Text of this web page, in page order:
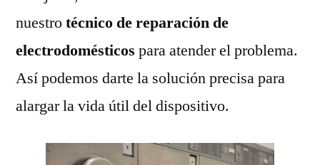
nuestrotécnico de reparación de
electrodomésticos para atender el problema.
Así podemos darte la solución precisa para
alargar la vida útil del dispositivo.